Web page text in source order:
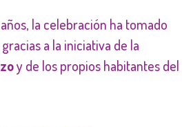
la celebración ha tomado
a la iniciativa de la
y de los propios habitantes del